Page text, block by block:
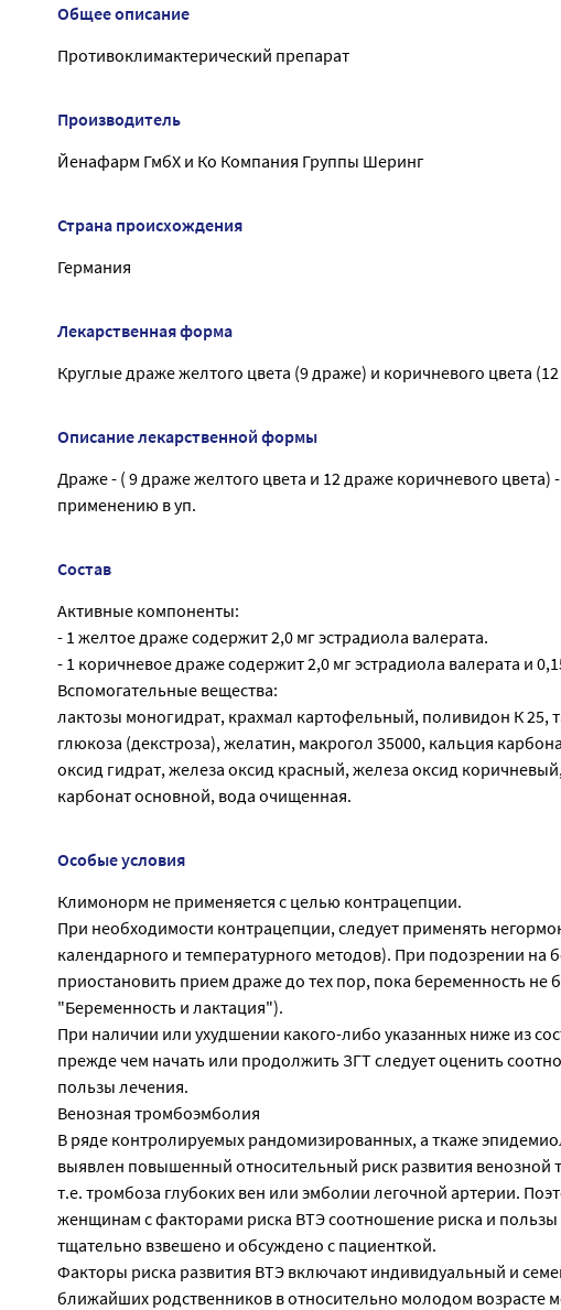
Общее описание
Противоклимактерический препарат
Производитель
Йенафарм ГмбХ и Ко Компания Группы Шеринг
Страна происхождения
Германия
Лекарственная форма
Круглые драже желтого цвета (9 драже) и коричневого цвета
Описание лекарственной формы
Драже - ( 9 драже желтого цвета и 12 драже коричневого цвета)
применению в уп.
Состав
Активные компоненты:
- 1 желтое драже содержит 2,0 мг эстрадиола валерата.
- 1 коричневое драже содержит 2,0 мг эстрадиола валерата и
Вспомогательные вещества:
лактозы моногидрат, крахмал картофельный, поливидон К 25,
глюкоза (декстроза), желатин, макрогол 35000, кальция
оксид гидрат, железа оксид красный, железа оксид
карбонат основной, вода очищенная.
Особые условия
Климонорм не применяется с целью контрацепции.
При необходимости контрацепции, следует применять
календарного и температурного методов). При подозрении на
приостановить прием драже до тех пор, пока беременность не
"Беременность и лактация").
При наличии или ухудшении какого-либо указанных ниже из
прежде чем начать или продолжить ЗГТ следует оценить
пользы лечения.
Венозная тромбоэмболия
В ряде контролируемых рандомизированных, а ткаже
выявлен повышенный относительный риск развития
т.е. тромбоза глубоких вен или эмболии легочной артерии.
женщинам с факторами риска ВТЭ соотношение риска и
тщательно взвешено и обсуждено с пациенткой.
Факторы риска развития ВТЭ включают индивидуальный и
ближайших родственников в относительно молодом возрасте